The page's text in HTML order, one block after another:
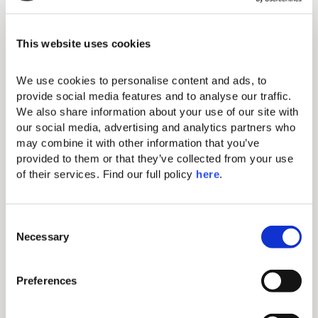
This website uses cookies
We use cookies to personalise content and ads, to
provide social media features and to analyse our traffic.
We also share information about your use of our site with
our social media, advertising and analytics partners who
may combine it with other information that you’ve
provided to them or that they’ve collected from your use
of their services. Find our full policy here.
Necessary
Preferences
Schminkspiegel
Bügeleisen & Bügelbrett
Klimaanlage in jedem Zimmer
49-Zoll-Flachbildfernseher im
Wohnzimmer und 36-Zoll-
Flachbildfernseher im Schlafzimmer
Minibar (gegen Gebühr)
Direktwahltelefon (gegen Aufpreis)